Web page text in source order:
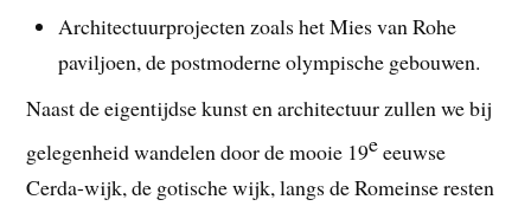
Architectuurprojecten zoals het Mies van Rohe
paviljoen, de postmoderne olympische gebouwen.
Naast de eigentijdse kunst en architectuur zullen we bij
gelegenheid wandelen door de mooie 19eeeuwse
Cerda-wijk, de gotische wijk, langs de Romeinse resten